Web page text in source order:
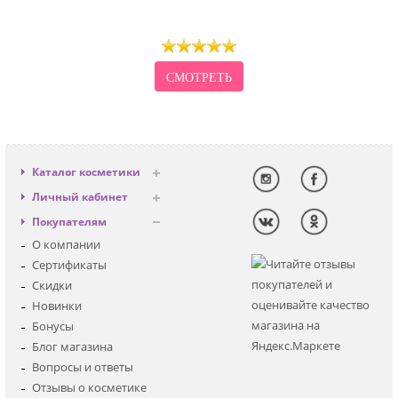
СМОТРЕТЬ
Каталог косметики
Антивозрастная
Декоративная
Для глаз
Для тела
Наборы
Детская
Личный кабинет
Вход
Регистрация
Покупателям
О компании
Сертификаты
Скидки
Новинки
Бонусы
Блог магазина
Вопросы и ответы
Отзывы о косметике